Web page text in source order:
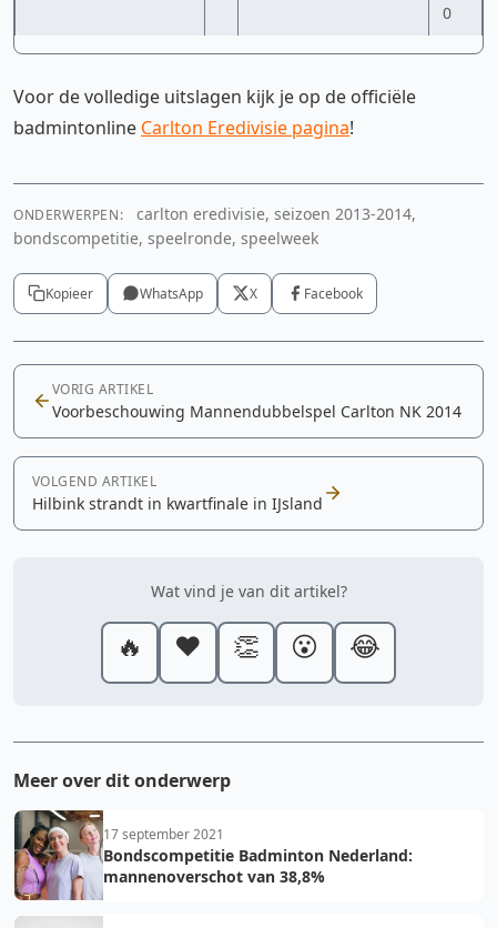
0
Voor de volledige uitslagen kijk je op de officiële
badmintonline Carlton Eredivisie pagina!
ONDERWERPEN:
carlton eredivisie, seizoen 2013-2014,
bondscompetitie, speelronde, speelweek
Kopieer WhatsApp X Facebook
VORIG ARTIKEL
Voorbeschouwing Mannendubbelspel Carlton NK 2014
VOLGEND ARTIKEL
Hilbink strandt in kwartfinale in IJsland
Wat vind je van dit artikel?
🔥 ❤️ 👏 😮 😂
Meer over dit onderwerp
17 september 2021
Bondscompetitie Badminton Nederland:
mannenoverschot van 38,8%